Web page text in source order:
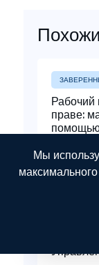
Мы
Рабочий
праве:
Прочтите